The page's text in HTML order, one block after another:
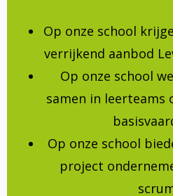
Op onze school
verrijkend aanbod
Op onze school
samen in leerteams
Op onze school
project